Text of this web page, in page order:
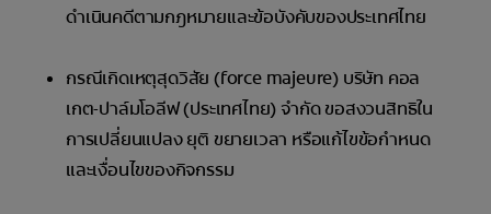
ดำเนินคดีตามกฎหมายและข้อบังคับของประเทศไทย
กรณีเกิดเหตุสุดวิสัย (force majeure) บริษัท คอล
เกต-ปาล์มโอลีฟ (ประเทศไทย) จำกัด ขอสงวนสิทธิใน
การเปลี่ยนแปลง ยุติ ขยายเวลา หรือแก้ไขข้อกำหนด
และเงื่อนไขของกิจกรรม